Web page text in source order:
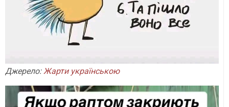
Джерело:Жарти українською